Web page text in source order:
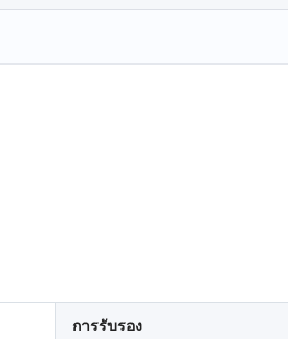
การรับรอง